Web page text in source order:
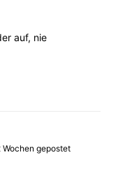
auf, nie
Wochen gepostet